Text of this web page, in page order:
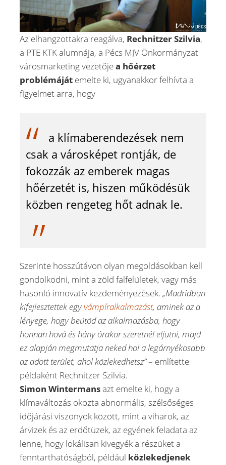
Az elhangzottakra reagálva, Rechnitzer Szilvia,
a PTE KTK alumnája, a Pécs MJV Önkormányzat
városmarketing vezetőjea hőérzet
problémáját emelte ki, ugyanakkor felhívta a
figyelmet arra, hogy
a klímaberendezések nem
csak a városképet rontják, de
fokozzák az emberek magas
hőérzetét is, hiszen működésük
közben rengeteg hőt adnak le.
Szerinte hosszútávon olyan megoldásokban kell
gondolkodni, mint a zöld falfelületek, vagy más
hasonló innovatív kezdeményezések. „Madridban
kifejlesztettek egyvámpíralkalmazást, aminek az a
lényege, hogy beütöd az alkalmazásba, hogy
honnan hová és hány órakor szeretnél eljutni, majd
ez alapján megmutatja neked hol a legárnyékosabb
az adott terület, ahol közlekedhetsz”– említette
példaként Rechnitzer Szilvia.
Simon Wintermansazt emelte ki, hogy a
klímaváltozás okozta abnormális, szélsőséges
időjárási viszonyok között, mint a viharok, az
árvizek és az erdőtüzek, az egyének feladata az
lenne, hogy lokálisan kivegyék a részüket a
fenntarthatóságból, például közlekedjenek